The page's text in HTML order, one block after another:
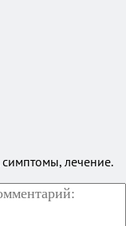
лечение.